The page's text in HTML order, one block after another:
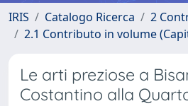
IRIS Catalogo Ricerca
2
2.1 Contributo in volume
Le arti preziose a
Costantino alla